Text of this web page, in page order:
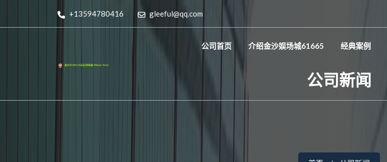
+13594780416 gleeful@qq.com
公司首页 介绍金沙娱场城61665 经典案例
公司新闻